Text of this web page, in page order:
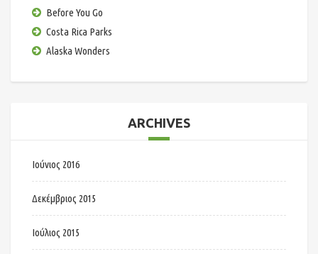
Before You Go
Costa Rica Parks
Alaska Wonders
ARCHIVES
Ιούνιος 2016
Δεκέμβριος 2015
Ιούλιος 2015